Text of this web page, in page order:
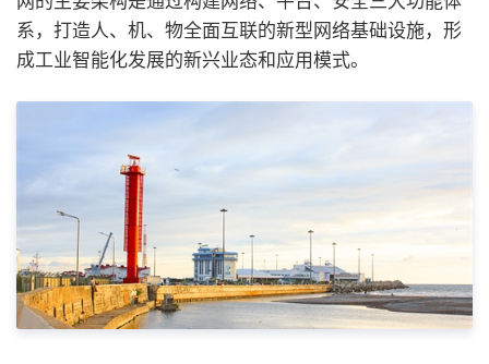
系，打造人、机、物全面互联的新型网络基础设施，形
成工业智能化发展的新兴业态和应用模式。